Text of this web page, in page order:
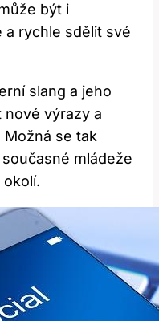
být i
a‌ rychle sdělit⁣ své
slang a jeho
nové výrazy a
Možná se tak
mládeže⁣